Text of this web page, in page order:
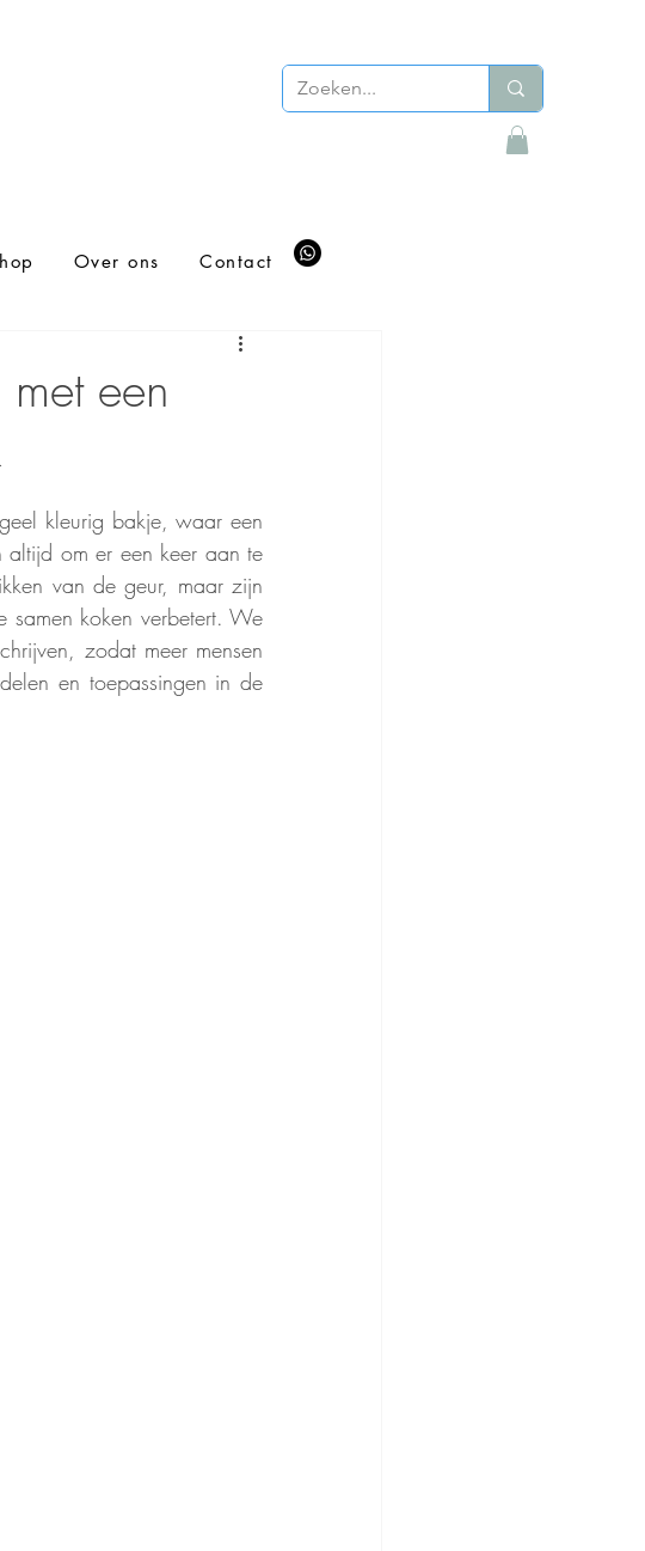
Over ons Contact
een
kleurig bakje, waar een
altijd om er een keer aan te
van de geur, maar zijn
koken verbetert. We
zodat meer mensen
en toepassingen in de